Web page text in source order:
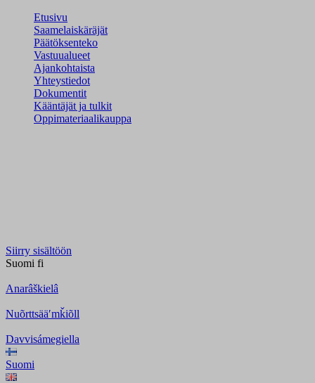
Etusivu
Saamelaiskäräjät
Päätöksenteko
Vastuualueet
Ajankohtaista
Yhteystiedot
Dokumentit
Kääntäjät ja tulkit
Oppimateriaalikauppa
Siirry sisältöön
Suomi fi
Anarâškielâ
Nuõrttsääʹmǩiõll
Davvisámegiella
Suomi